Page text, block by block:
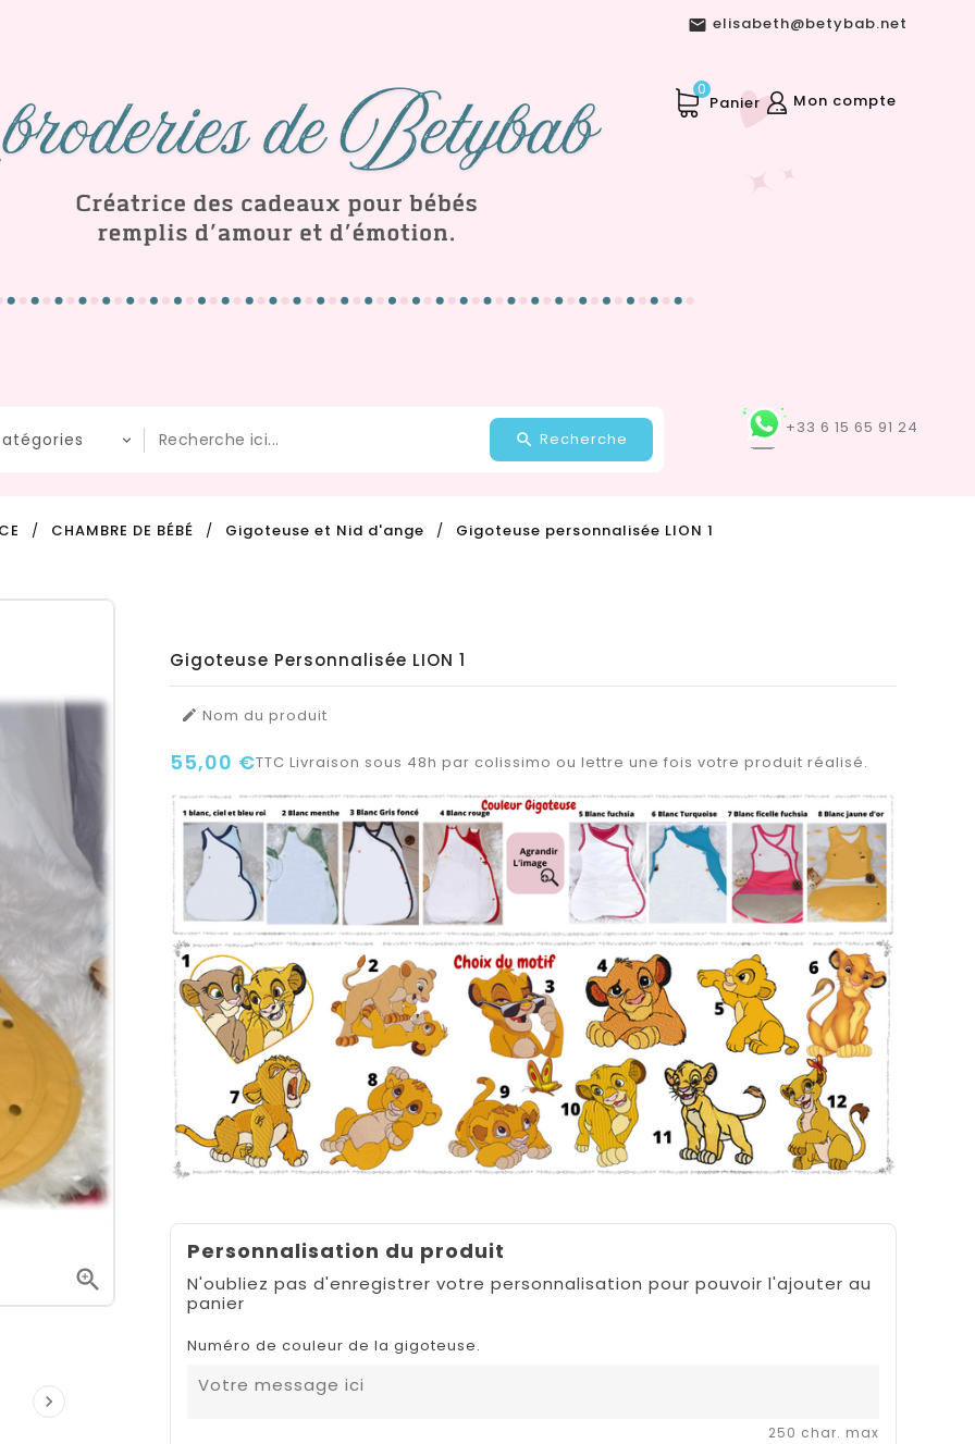
 elisabeth@betybab.net
Mon compte
Panier
0
+33 6 15 65 91 24
Recherche
CHAMBRE DE BÉBÉ Gigoteuse et Nid d'ange Gigoteuse personnalisée LION 1


Gigoteuse Personnalisée LION 1
 Nom du produit
55,00 €TTC Livraison sous 48h par colissimo ou lettre une fois votre produit réalisé.
Personnalisation du produit
N'oubliez pas d'enregistrer votre personnalisation pour pouvoir l'ajouter au
panier
Numéro de couleur de la gigoteuse.
250 char. max